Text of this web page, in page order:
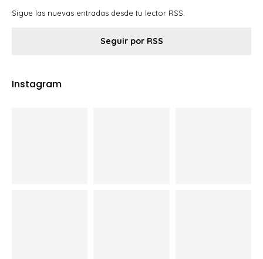
Sigue las nuevas entradas desde tu lector RSS.
Seguir por RSS
Instagram